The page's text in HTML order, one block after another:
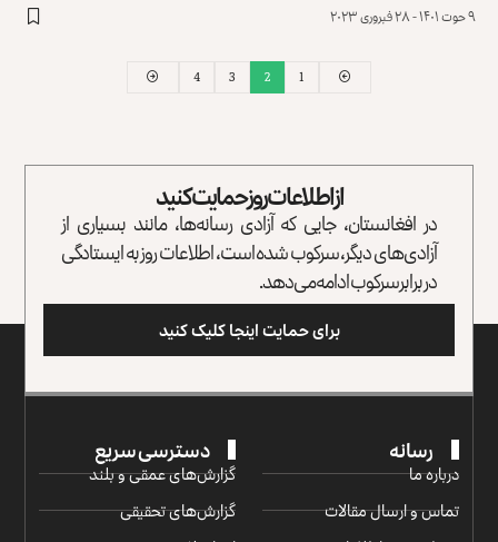
۹ حوت ۱۴۰۱ - ۲۸ فبروری ۲۰۲۳
1
2
3
4
از اطلاعات روز حمایت کنید
در افغانستان، جایی که آزادی رسانه‌ها، مانند بسیاری از
آزادی‌های دیگر، سرکوب شده است، اطلاعات روز به ایستادگی
در برابر سرکوب ادامه می‌دهد.
برای حمایت اینجا کلیک کنید
رسانه
درباره ما
تماس و ارسال مقالات
دسترسی سریع
گزارش‌‌های عمقی و بلند
گزارش‌های تحقیقی